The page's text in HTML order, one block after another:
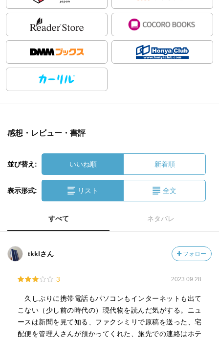
感想・レビュー・書評
並び替え: いいね順 新着順
表示形式: リスト 全文
すべて ネタバレ
tkklさん フォロー
3 2023.09.28
久しぶりに携帯電話もパソコンもインターネットも出て
こない（少し前の時代の）現代物を読んだ気がする。ニュ
ースは新聞を見て知る、ファクシミリで原稿を送った、宅
配便を管理人さんが預かってくれた、旅先での連絡はホテ